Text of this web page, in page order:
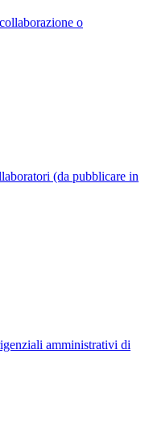
o
(da pubblicare in
amministrativi di